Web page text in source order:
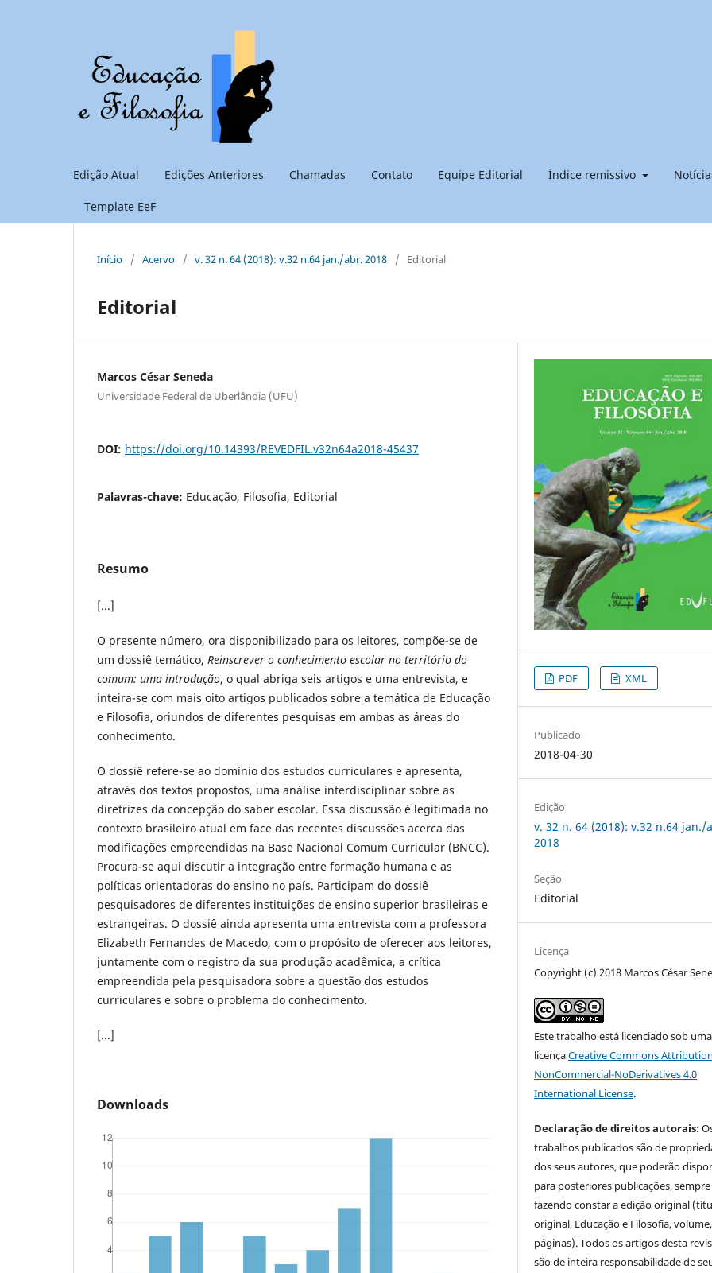
Edição Atual Edições Anteriores Chamadas Contato Equipe Editorial Índice remissivo
Template EeF
Início / Acervo / v. 32 n. 64 (2018): v.32 n.64 jan./abr. 2018 / Editorial
Editorial
Marcos César Seneda
Universidade Federal de Uberlândia (UFU)
DOI: https://doi.org/10.14393/REVEDFIL.v32n64a2018-45437
Palavras-chave: Educação, Filosofia, Editorial
Resumo
[...]
O presente número, ora disponibilizado para os leitores, compõe-se de
um dossiê temático, Reinscrever o conhecimento escolar no território do
comum: uma introdução, o qual abriga seis artigos e uma entrevista, e
inteira-se com mais oito artigos publicados sobre a temática de Educação
e Filosofia, oriundos de diferentes pesquisas em ambas as áreas do
conhecimento.
O dossiê refere-se ao domínio dos estudos curriculares e apresenta,
através dos textos propostos, uma análise interdisciplinar sobre as
diretrizes da concepção do saber escolar. Essa discussão é legitimada no
contexto brasileiro atual em face das recentes discussões acerca das
modificações empreendidas na Base Nacional Comum Curricular (BNCC).
Procura-se aqui discutir a integração entre formação humana e as
políticas orientadoras do ensino no país. Participam do dossiê
pesquisadores de diferentes instituições de ensino superior brasileiras e
estrangeiras. O dossiê ainda apresenta uma entrevista com a professora
Elizabeth Fernandes de Macedo, com o propósito de oferecer aos leitores,
juntamente com o registro da sua produção acadêmica, a crítica
empreendida pela pesquisadora sobre a questão dos estudos
curriculares e sobre o problema do conhecimento.
[...]
Downloads
PDF XML
Publicado
2018-04-30
Edição
v. 32 n. 64 (2018): v.32 n.64 jan./
2018
Seção
Editorial
Licença
Copyright (c) 2018 Marcos César
Este trabalho está licenciado sob uma
licençaCreative Commons
NonCommercial-NoDerivatives 4.0
International License.
Declaração de direitos autorais:
trabalhos publicados são de
dos seus autores, que poderão
para posteriores publicações, sempre
fazendo constar a edição original
original, Educação e Filosofia,
páginas). Todos os artigos desta
são de inteira responsabilidade de